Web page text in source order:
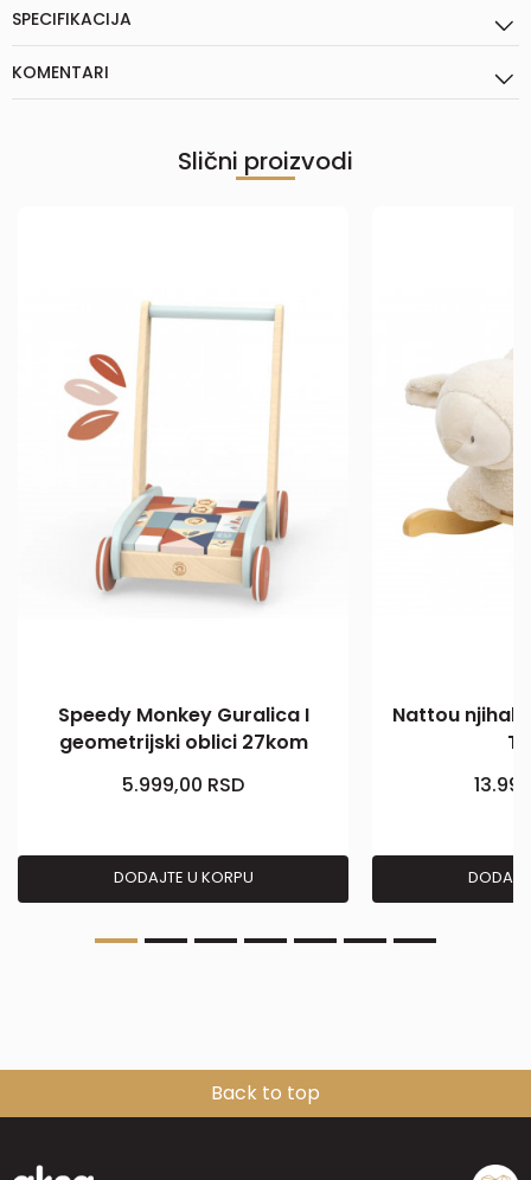
SPECIFIKACIJA
KOMENTARI
Slični proizvodi
Speedy Monkey Guralica I
geometrijski oblici 27kom
5.999,00 RSD
DODAJTE U KORPU
Nattou
Back to top